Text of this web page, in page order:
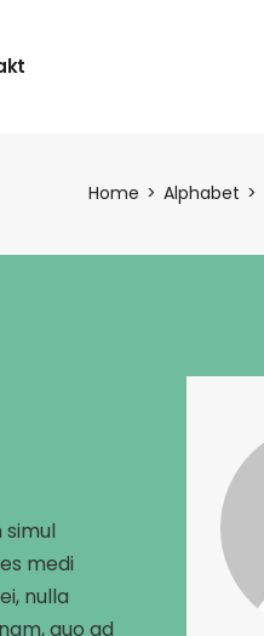
AnfragenHome Alphabet
medi
nulla
quo ad